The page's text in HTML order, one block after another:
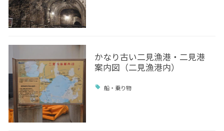
かなり古い二見漁港・二見港
案内図（二見漁港内）
船・乗り物